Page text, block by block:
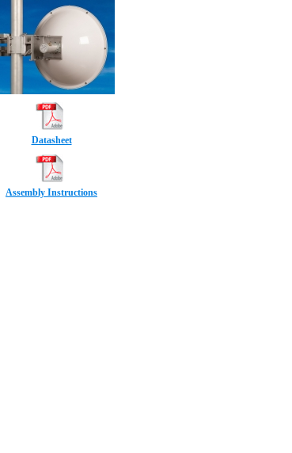
Datasheet
Assembly Instructions